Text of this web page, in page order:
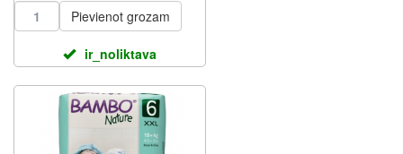
Pievienot grozam
ir_noliktava